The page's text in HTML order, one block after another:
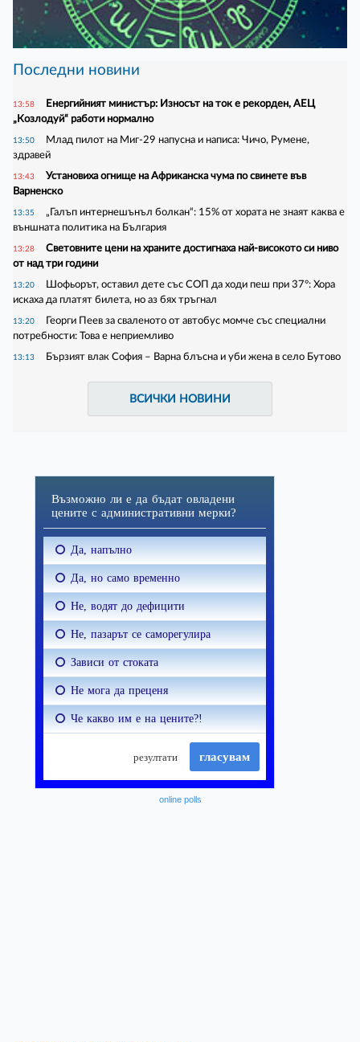
Последни новини
13:58
Енергийният министър: Износът на ток е рекорден, АЕЦ
„Козлодуй“ работи нормално
13:50
Млад пилот на Миг-29 напусна и написа: Чичо, Румене,
здравей
13:43
Установиха огнище на Африканска чума по свинете във
Варненско
13:35
„Галъп интернешънъл болкан“: 15% от хората не знаят каква е
външната политика на България
13:28
Световните цени на храните достигнаха най-високото си ниво
от над три години
13:20
Шофьорът, оставил дете със СОП да ходи пеш при 37°: Хора
искаха да платят билета, но аз бях тръгнал
13:20
Георги Пеев за сваленото от автобус момче със специални
потребности: Това е неприемливо
13:13 Бързият влак София – Варна блъсна и уби жена в село Бутово
ВСИЧКИ НОВИНИ
online polls